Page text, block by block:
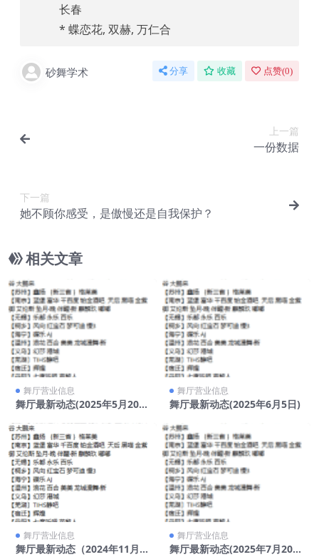
长春
* 蝶恋花, 双赫, 万仁合
砂舞学术 分享 收藏 点赞(0)
上一篇
一份数据
下一篇
她不顾你感受，是傲慢还是自我保护？
相关文章
舞厅营业信息
舞厅最新动态(2025年5月20
舞厅营业信息
舞厅最新动态(2025年6月5日)
舞厅营业信息
舞厅最新动态（2024年11月2
舞厅营业信息
舞厅最新动态(2025年7月20